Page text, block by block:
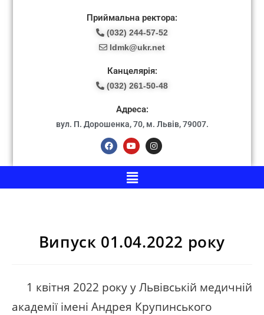
Приймальна ректора:
(032) 244-57-52
ldmk@ukr.net
Канцелярія:
(032) 261-50-48
Адреса:
вул. П. Дорошенка, 70, м. Львів, 79007.
Випуск 01.04.2022 року
1 квітня 2022 року у Львівській медичній
академії імені Андрея Крупинського